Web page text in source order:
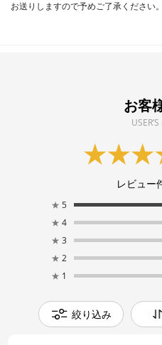
お送りしますので予めご了承ください。
お客
レビュー
★ 5
★ 4
★ 3
★ 2
★ 1
絞り込み